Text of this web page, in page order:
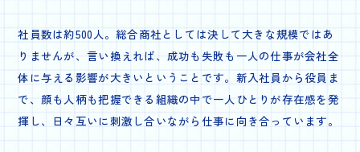
社員数は約500人。総合商社としては決して大きな規模ではあ
りませんが、言い換えれば、成功も失敗も一人の仕事が会社全
体に与える影響が大きいということです。新入社員から役員ま
で、顔も人柄も把握できる組織の中で一人ひとりが存在感を発
揮し、日々互いに刺激し合いながら仕事に向き合っています。